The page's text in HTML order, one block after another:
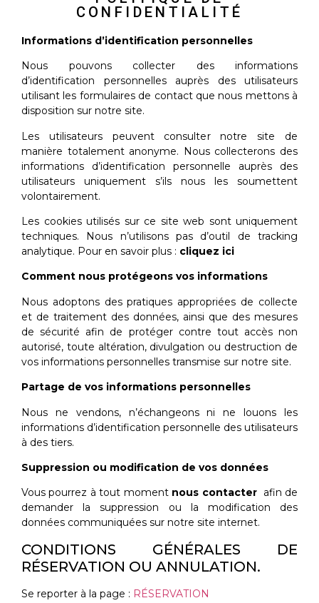
CONFIDENTIALITÉ
Informations d’identification personnelles
Nous pouvons collecter des informations
d’identification personnelles auprès des utilisateurs
utilisant les formulaires de contact que nous mettons à
disposition sur notre site.
Les utilisateurs peuvent consulter notre site de
manière totalement anonyme. Nous collecterons des
informations d’identification personnelle auprès des
utilisateurs uniquement s’ils nous les soumettent
volontairement.
Les cookies utilisés sur ce site web sont uniquement
techniques. Nous n’utilisons pas d’outil de tracking
analytique. Pour en savoir plus : cliquez ici
Comment nous protégeons vos informations
Nous adoptons des pratiques appropriées de collecte
et de traitement des données, ainsi que des mesures
de sécurité afin de protéger contre tout accès non
autorisé, toute altération, divulgation ou destruction de
vos informations personnelles transmise sur notre site.
Partage de vos informations personnelles
Nous ne vendons, n’échangeons ni ne louons les
informations d’identification personnelle des utilisateurs
à des tiers.
Suppression ou modification de vos données
Vous pourrez à tout moment nous contacterafin de
demander la suppression ou la modification des
données communiquées sur notre site internet.
CONDITIONS GÉNÉRALES DE
RÉSERVATION OU ANNULATION.
Se reporter à la page : RÉSERVATION